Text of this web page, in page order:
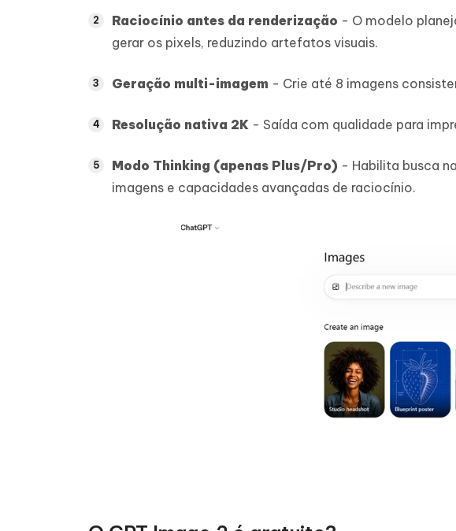
Raciocínio antes da renderização - O modelo
gerar os pixels, reduzindo artefatos visuais.
Geração multi-imagem - Crie até 8 imagens
Resolução nativa 2K - Saída com qualidade para
Modo Thinking (apenas Plus/Pro) - Habilita busca
imagens e capacidades avançadas de raciocínio.